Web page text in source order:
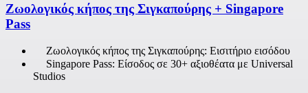
Ζωολογικός κήπος της Σιγκαπούρης + Singapore
Pass
Ζωολογικός κήπος της Σιγκαπούρης: Εισιτήριο εισόδου
Singapore Pass: Είσοδος σε 30+ αξιοθέατα με Universal
Studios